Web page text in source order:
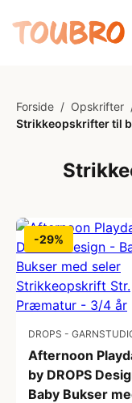
Forside / Opskrifter
Strikkeopskrifter til
-29%
DROPS -
Afternoon
by DROPS
Baby Bukser